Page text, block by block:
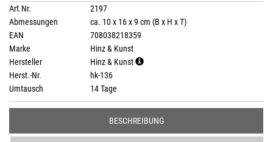
Art.Nr.
2197
Abmessungen
ca. 10 x 16 x 9 cm (B x H x T)
EAN
708038218359
Marke
Hinz & Kunst
Hersteller
Hinz & Kunst
Herst.-Nr.
hk-136
Umtausch
14 Tage
BESCHREIBUNG